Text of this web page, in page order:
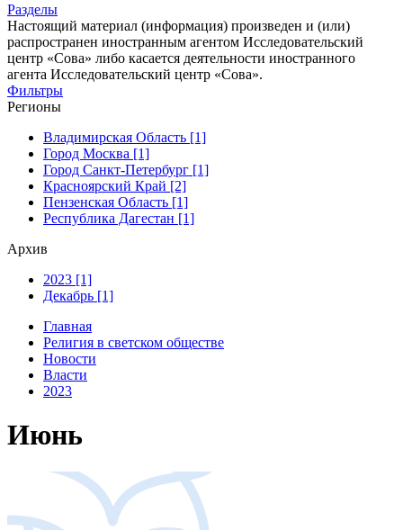
Разделы
Настоящий материал (информация) произведен и (или)
распространен иностранным агентом Исследовательский
центр «Сова» либо касается деятельности иностранного
агента Исследовательский центр «Сова».
Фильтры
Регионы
Владимирская Область [1]
Город Москва [1]
Город Санкт-Петербург [1]
Красноярский Край [2]
Пензенская Область [1]
Республика Дагестан [1]
Архив
2023 [1]
Декабрь [1]
Главная
Религия в светском обществе
Новости
Власти
2023
Июнь